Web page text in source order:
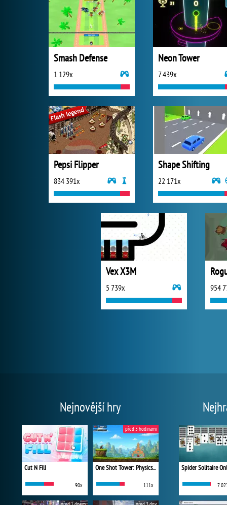
Smash Defense
1 129x
Neon Tower
7 439x
Pepsi Flipper
834 391x
Shape Shifting
22 171x
Vex X3M
5 739x 954
Nejnovější hry
Cut N Fill
90x
One Shot Tower: Physics Destroyer
111x
před 5 hodinami
Spider Solitaire
7